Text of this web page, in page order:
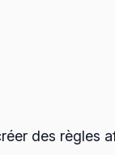
des règles